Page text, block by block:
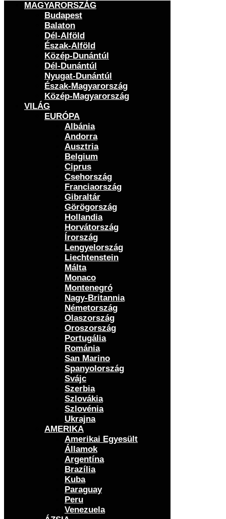
MAGYARORSZÁG
Budapest
Balaton
Dél-Alföld
Észak-Alföld
Közép-Dunántúl
Dél-Dunántúl
Nyugat-Dunántúl
Észak-Magyarország
Közép-Magyarország
VILÁG
EURÓPA
Albánia
Andorra
Ausztria
Belgium
Ciprus
Csehország
Franciaország
Gibraltár
Görögország
Hollandia
Horvátország
Írország
Lengyelország
Liechtenstein
Málta
Monaco
Montenegró
Nagy-Britannia
Németország
Olaszország
Oroszország
Portugália
Románia
San Marino
Spanyolország
Svájc
Szerbia
Szlovákia
Szlovénia
Ukrajna
AMERIKA
Amerikai Egyesült
Államok
Argentína
Brazília
Kuba
Paraguay
Peru
Venezuela